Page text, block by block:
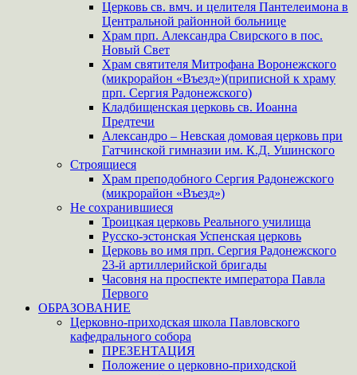
Церковь св. вмч. и целителя Пантелеимона в
Центральной районной больнице
Храм прп. Александра Свирского в пос.
Новый Свет
Храм святителя Митрофана Воронежского
(микрорайон «Въезд»)(приписной к храму
прп. Сергия Радонежского)
Кладбищенская церковь св. Иоанна
Предтечи
Александро – Невская домовая церковь при
Гатчинской гимназии им. К.Д. Ушинского
Строящиеся
Храм преподобного Сергия Радонежского
(микрорайон «Въезд»)
Не сохранившиеся
Троицкая церковь Реального училища
Русско-эстонская Успенская церковь
Церковь во имя прп. Сергия Радонежского
23-й артиллерийской бригады
Часовня на проспекте императора Павла
Первого
ОБРАЗОВАНИЕ
Церковно-приходская школа Павловского
кафедрального собора
ПРЕЗЕНТАЦИЯ
Положение о церковно-приходской